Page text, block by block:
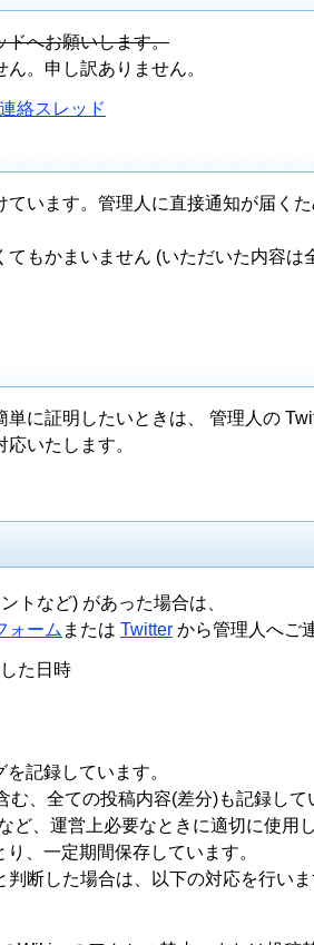
ドへお願いします。
。申し訳ありません。
絡スレッド
います。管理人に直接通知が届く
もかまいません (いただいた内容は
に証明したいときは、 管理人の
いたします。
トなど) があった場合は、
ォーム または Twitter から管理人へご
た日時
記録しています。
、全ての投稿内容(差分)も記録して
ど、運営上必要なときに適切に使用
、一定期間保存しています。
断した場合は、以下の対応を行いま